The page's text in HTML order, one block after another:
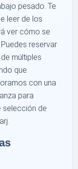
pesado. Te
leer de los
ver cómo se
reservar
múltiples
que
con una
para
selección de